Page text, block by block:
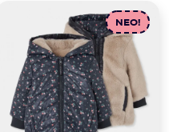
NEO!